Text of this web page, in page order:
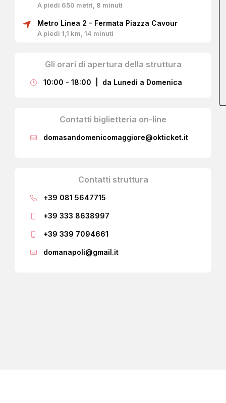
A piedi 650 metri, 8 minuti
Metro Linea 2 – Fermata Piazza Cavour
A piedi 1,1 km, 14 minuti
Gli orari di apertura della struttura
10:00 - 18:00 | da Lunedì a Domenica
Contatti biglietteria on-line
domasandomenicomaggiore@okticket.it
Contatti struttura
+39 081 5647715
+39 333 8638997
+39 339 7094661
domanapoli@gmail.it